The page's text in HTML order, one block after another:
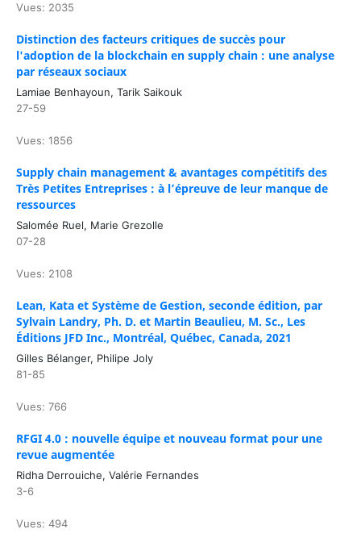
Vues: 2035
Distinction des facteurs critiques de succès pour
l'adoption de la blockchain en supply chain : une analyse
par réseaux sociaux
Lamiae Benhayoun, Tarik Saikouk
27-59
Vues: 1856
Supply chain management & avantages compétitifs des
Très Petites Entreprises : à l’épreuve de leur manque de
ressources
Salomée Ruel, Marie Grezolle
07-28
Vues: 2108
Lean, Kata et Système de Gestion, seconde édition, par
Sylvain Landry, Ph. D. et Martin Beaulieu, M. Sc., Les
Éditions JFD Inc., Montréal, Québec, Canada, 2021
Gilles Bélanger, Philipe Joly
81-85
Vues: 766
RFGI 4.0 : nouvelle équipe et nouveau format pour une
revue augmentée
Ridha Derrouiche, Valérie Fernandes
3-6
Vues: 494